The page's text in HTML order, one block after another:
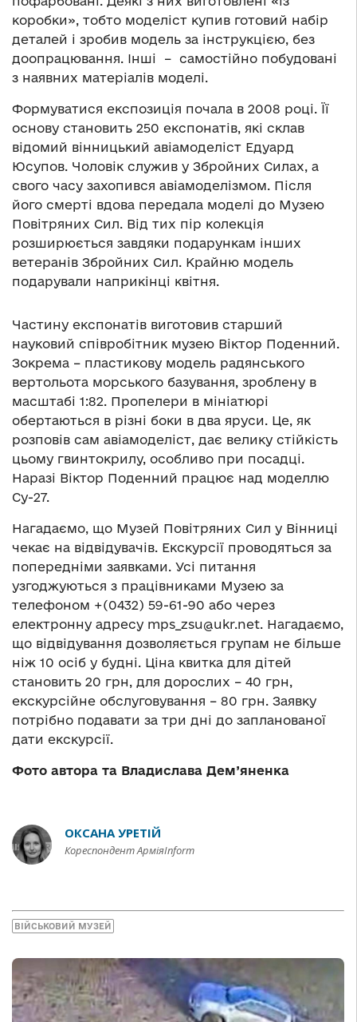
коробки», тобто моделіст купив готовий набір
деталей і зробив модель за інструкцією, без
доопрацювання. Інші – самостійно побудовані
з наявних матеріалів моделі.
Формуватися експозиція почала в 2008 році. Її
основу становить 250 експонатів, які склав
відомий вінницький авіамоделіст Едуард
Юсупов. Чоловік служив у Збройних Силах, а
свого часу захопився авіамоделізмом. Після
його смерті вдова передала моделі до Музею
Повітряних Сил. Від тих пір колекція
розширюється завдяки подарункам інших
ветеранів Збройних Сил. Крайню модель
подарували наприкінці квітня.
Частину експонатів виготовив старший
науковий співробітник музею Віктор Поденний.
Зокрема – пластикову модель радянського
вертольота морського базування, зроблену в
масштабі 1:82. Пропелери в мініатюрі
обертаються в різні боки в два яруси. Це, як
розповів сам авіамоделіст, дає велику стійкість
цьому гвинтокрилу, особливо при посадці.
Наразі Віктор Поденний працює над моделлю
Су-27.
Нагадаємо, що Музей Повітряних Сил у Вінниці
чекає на відвідувачів. Екскурсії проводяться за
попередніми заявками. Усі питання
узгоджуються з працівниками Музею за
телефоном +(0432) 59-61-90 або через
електронну адресу mps_zsu@ukr.net. Нагадаємо,
що відвідування дозволяється групам не більше
ніж 10 осіб у будні. Ціна квитка для дітей
становить 20 грн, для дорослих – 40 грн,
екскурсійне обслуговування – 80 грн. Заявку
потрібно подавати за три дні до запланованої
дати екскурсії.
Фото автора та Владислава Дем’яненка
ОКСАНА УРЕТІЙ
Кореспондент АрміяInform
ВІЙСЬКОВИЙ МУЗЕЙ